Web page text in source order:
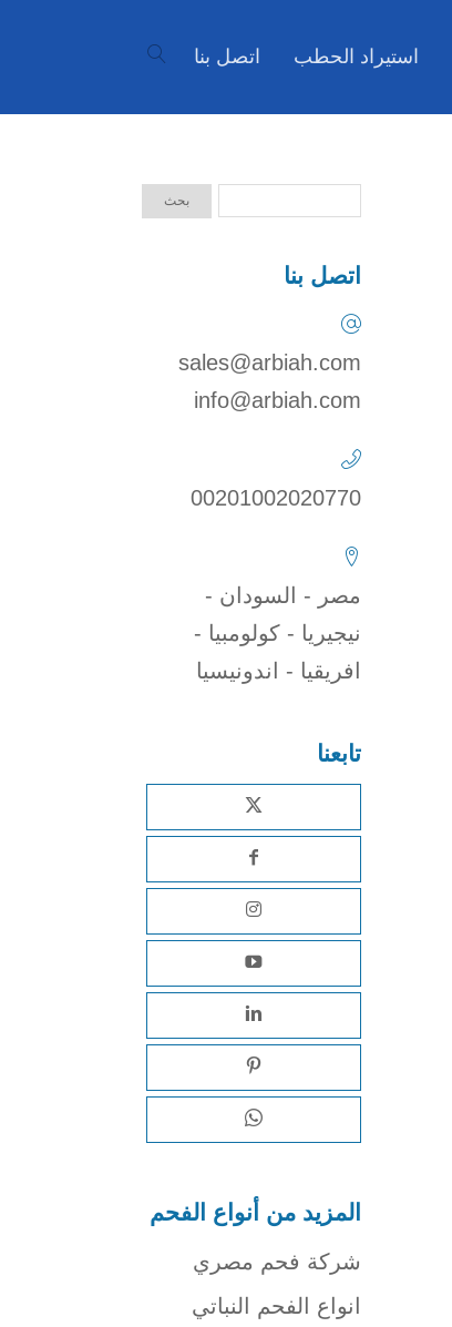
استيراد الحطب اتصل بنا
اتصل بنا
sales@arbiah.com
info@arbiah.com
00201002020770
مصر - السودان -
نيجيريا - كولومبيا -
افريقيا - اندونيسيا
تابعنا
المزيد من أنواع الفحم
شركة فحم مصري
انواع الفحم النباتي